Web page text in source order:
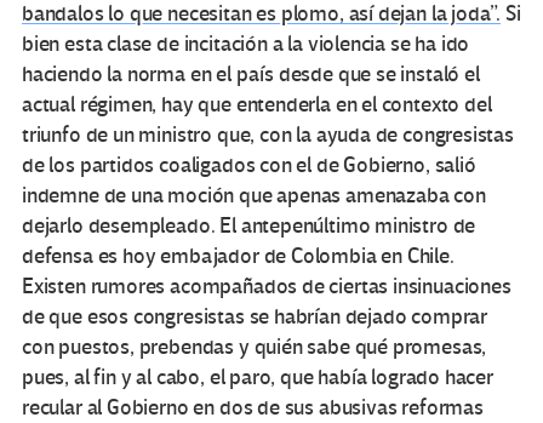
bandalos lo que necesitan es plomo, así dejan la joda”. Si
bien esta clase de incitación a la violencia se ha ido
haciendo la norma en el país desde que se instaló el
actual régimen, hay que entenderla en el contexto del
triunfo de un ministro que, con la ayuda de congresistas
de los partidos coaligados con el de Gobierno, salió
indemne de una moción que apenas amenazaba con
dejarlo desempleado. El antepenúltimo ministro de
defensa es hoy embajador de Colombia en Chile.
Existen rumores acompañados de ciertas insinuaciones
de que esos congresistas se habrían dejado comprar
con puestos, prebendas y quién sabe qué promesas,
pues, al fin y al cabo, el paro, que había logrado hacer
recular al Gobierno en dos de sus abusivas reformas